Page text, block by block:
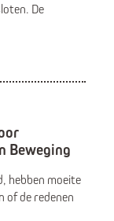
De
Beweging
hebben moeite
of de redenen